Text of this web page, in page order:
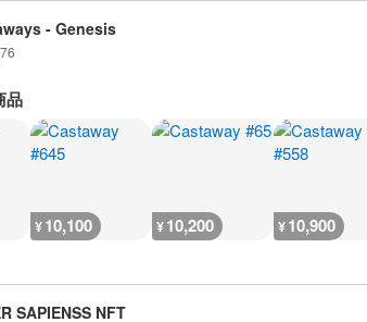
- Genesis
76
品
¥10,100 ¥10,200 ¥10,900
SAPIENSS NFT